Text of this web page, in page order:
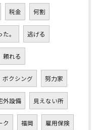
税金 何割
。 逃げる
頼れる
ボクシング 努力家
外設備 見えない所
ク 福岡 雇用保険